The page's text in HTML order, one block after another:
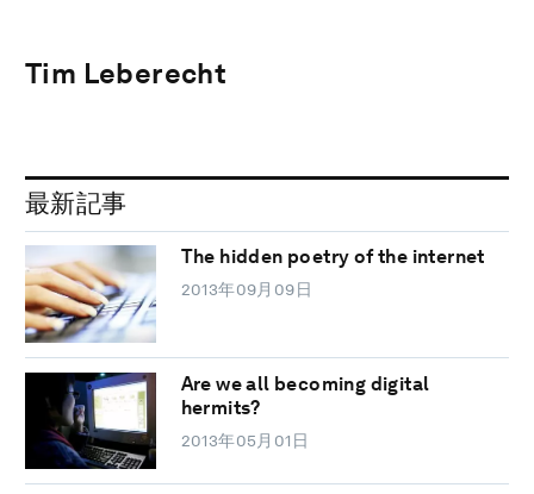
Tim Leberecht
最新記事
The hidden poetry of the internet
2013年09月09日
Are we all becoming digital
hermits?
2013年05月01日